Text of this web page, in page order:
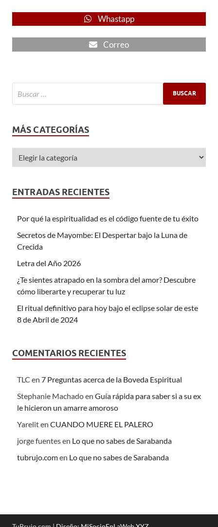
Whastapp
Correo
MÁS CATEGORÍAS
ENTRADAS RECIENTES
Por qué la espiritualidad es el código fuente de tu éxito
Secretos de Mayombe: El Despertar bajo la Luna de
Crecida
Letra del Año 2026
¿Te sientes atrapado en la sombra del amor? Descubre
cómo liberarte y recuperar tu luz
El ritual definitivo para hoy bajo el eclipse solar de este
8 de Abril de 2024
COMENTARIOS RECIENTES
TLC en 7 Preguntas acerca de la Boveda Espiritual
Stephanie Machadoen Guía rápida para saber si a su ex
le hicieron un amarre amoroso
Yareliten CUANDO MUERE EL PALERO
jorge fuentesen Lo que no sabes de Sarabanda
tubrujo.comen Lo que no sabes de Sarabanda